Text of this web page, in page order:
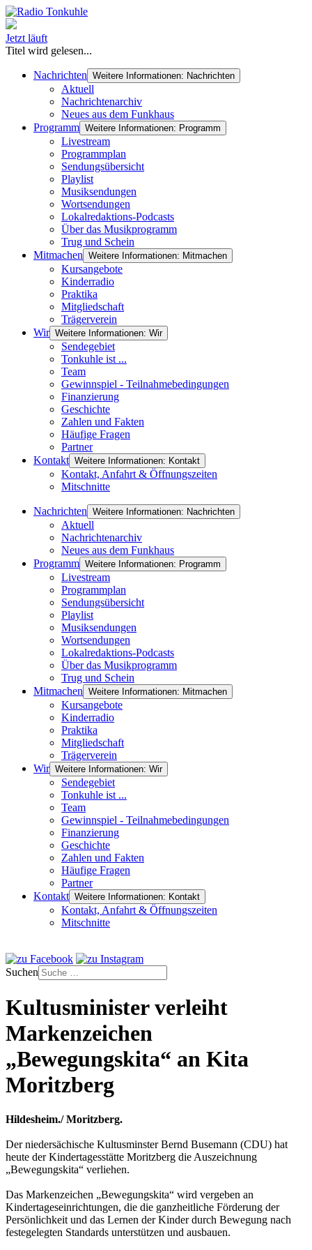
Jetzt läuft
Titel wird gelesen...
Nachrichten Weitere Informationen: Nachrichten
Aktuell
Nachrichtenarchiv
Neues aus dem Funkhaus
Programm Weitere Informationen: Programm
Livestream
Programmplan
Sendungsübersicht
Playlist
Musiksendungen
Wortsendungen
Lokalredaktions-Podcasts
Über das Musikprogramm
Trug und Schein
Mitmachen Weitere Informationen: Mitmachen
Kursangebote
Kinderradio
Praktika
Mitgliedschaft
Trägerverein
Wir Weitere Informationen: Wir
Sendegebiet
Tonkuhle ist ...
Team
Gewinnspiel - Teilnahmebedingungen
Finanzierung
Geschichte
Zahlen und Fakten
Häufige Fragen
Partner
Kontakt Weitere Informationen: Kontakt
Kontakt, Anfahrt & Öffnungszeiten
Mitschnitte
Nachrichten Weitere Informationen: Nachrichten
Aktuell
Nachrichtenarchiv
Neues aus dem Funkhaus
Programm Weitere Informationen: Programm
Livestream
Programmplan
Sendungsübersicht
Playlist
Musiksendungen
Wortsendungen
Lokalredaktions-Podcasts
Über das Musikprogramm
Trug und Schein
Mitmachen Weitere Informationen: Mitmachen
Kursangebote
Kinderradio
Praktika
Mitgliedschaft
Trägerverein
Wir Weitere Informationen: Wir
Sendegebiet
Tonkuhle ist ...
Team
Gewinnspiel - Teilnahmebedingungen
Finanzierung
Geschichte
Zahlen und Fakten
Häufige Fragen
Partner
Kontakt Weitere Informationen: Kontakt
Kontakt, Anfahrt & Öffnungszeiten
Mitschnitte
Suchen
Kultusminister verleiht
Markenzeichen
„Bewegungskita“ an Kita
Moritzberg
Hildesheim./ Moritzberg.
Der niedersächische Kultusminster Bernd Busemann (CDU) hat
heute der Kindertagesstätte Moritzberg die Auszeichnung
„Bewegungskita“ verliehen.
Das Markenzeichen „Bewegungskita“ wird vergeben an
Kindertageseinrichtungen, die die ganzheitliche Förderung der
Persönlichkeit und das Lernen der Kinder durch Bewegung nach
festegelegten Standards unterstützen und ausbauen.